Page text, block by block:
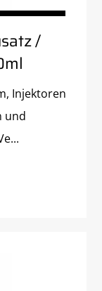
/
Injektoren
und